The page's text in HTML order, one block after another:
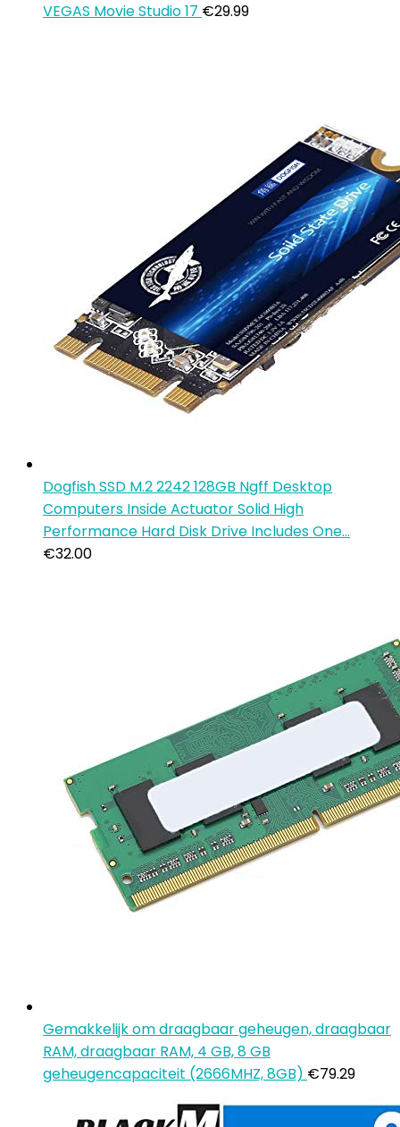
VEGAS Movie Studio 17 €29.99
Dogfish SSD M.2 2242 128GB Ngff Desktop
Computers Inside Actuator Solid High
Performance Hard Disk Drive Includes One…
€32.00
Gemakkelijk om draagbaar geheugen, draagbaar
RAM, draagbaar RAM, 4 GB, 8 GB
geheugencapaciteit (2666MHZ, 8GB) €79.29